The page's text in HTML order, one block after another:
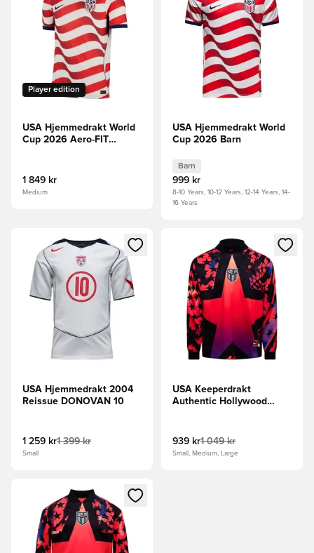
Player edition
USA Hjemmedrakt World
Cup 2026 Aero-FIT
1 849 kr
Medium
USA Hjemmedrakt World
Cup 2026 Barn
Barn
999 kr
8-10 Years, 10-12 Years, 12-14 Years, 14-
16 Years
Åpner en Modal for å logge inn eller registrere deg som
USA Hjemmedrakt 2004
Reissue DONOVAN 10
1 259 kr1 399 kr
Small
Åpner en Modal for å logge
USA Keeperdrakt
Authentic Hollywood
939 kr1 049 kr
Small, Medium, Large
Åpner en Modal for å logge inn eller registrere deg som